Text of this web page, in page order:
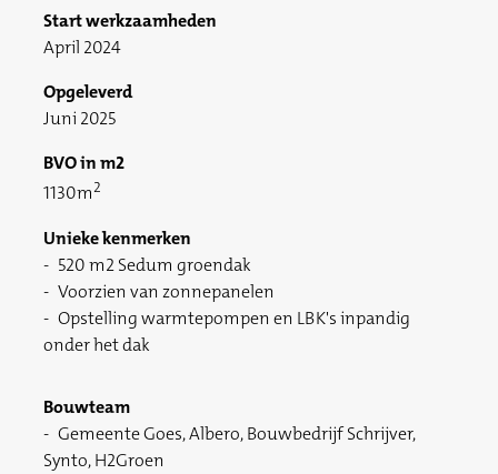
Start werkzaamheden
April 2024
Opgeleverd
Juni 2025
BVO in m2
1130m2
Unieke kenmerken
520 m2 Sedum groendak
Voorzien van zonnepanelen
Opstelling warmtepompen en LBK's inpandig
onder het dak
Bouwteam
Gemeente Goes, Albero, Bouwbedrijf Schrijver,
Synto, H2Groen